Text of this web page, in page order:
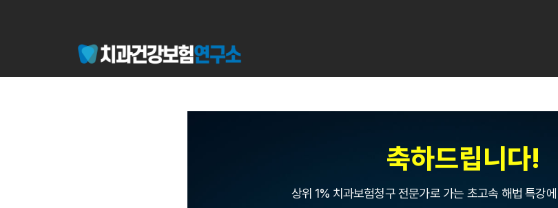
축하드립니다!
상위 1% 치과보험청구 전문가로 가는 초고속 해법 특강